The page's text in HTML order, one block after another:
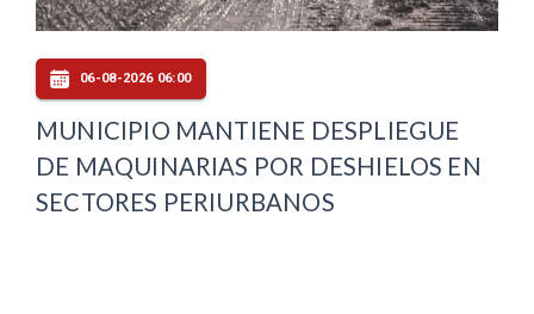
06-08-2026 06:00
MUNICIPIO MANTIENE DESPLIEGUE
DE MAQUINARIAS POR DESHIELOS EN
SECTORES PERIURBANOS